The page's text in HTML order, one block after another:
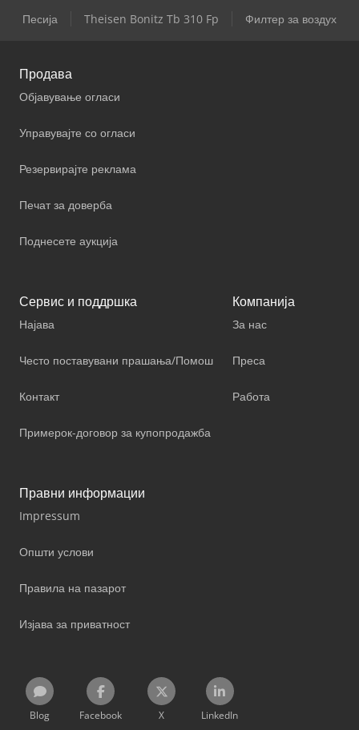
Песија Theisen Bonitz Tb 310 Fp Филтер за воздух
Продава
Објавување огласи
Управувајте со огласи
Резервирајте реклама
Печат за доверба
Поднесете аукција
Сервис и поддршка
Најава
Често поставувани прашања/Помош
Контакт
Примерок-договор за купопродажба
Компанија
За нас
Преса
Работа
Правни информации
Impressum
Општи услови
Правила на пазарот
Изјава за приватност
Blog Facebook X LinkedIn